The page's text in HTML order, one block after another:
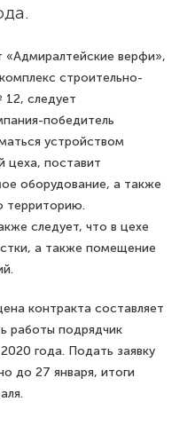
«Адмиралтейские верфи»,
строительно-
следует
победитель
устройством
цеха, поставит
оборудование, а также
территорию.
следует, что в цехе
а также помещение
контракта составляет
работы подрядчик
года. Подать заявку
до 27 января, итоги